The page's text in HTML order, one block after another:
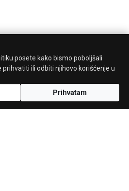
posete kako bismo poboljšali
ili odbiti njihovo korišćenje u
Prihvatam